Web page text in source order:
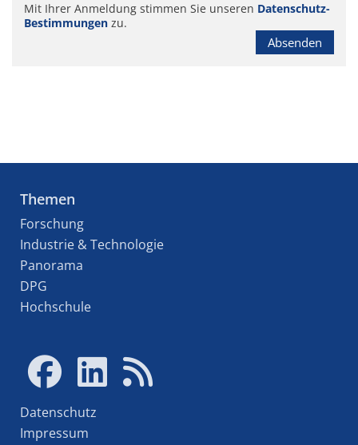
Mit Ihrer Anmeldung stimmen Sie unseren Datenschutz-
Bestimmungen zu.
Absenden
Themen
Forschung
Industrie & Technologie
Panorama
DPG
Hochschule
Datenschutz
Impressum